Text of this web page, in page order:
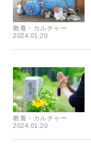
教養・カルチャー
2024.01.20
教養・カルチャー
2024.01.20